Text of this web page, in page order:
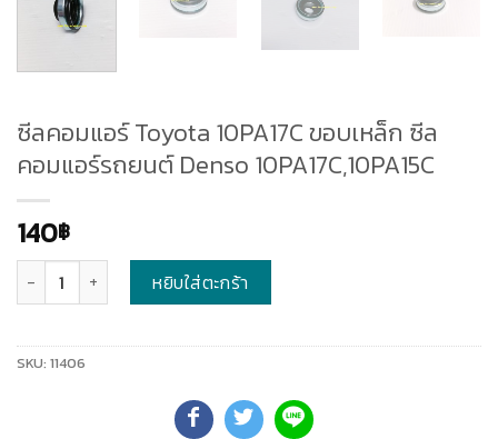
ซีลคอมแอร์ Toyota 10PA17C ขอบเหล็ก ซีล
คอมแอร์รถยนต์ Denso 10PA17C,10PA15C
140฿
หยิบใส่ตะกร้า
SKU: 11406